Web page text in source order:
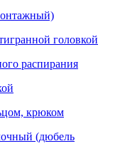
головкой
распирания
крюком
(дюбель